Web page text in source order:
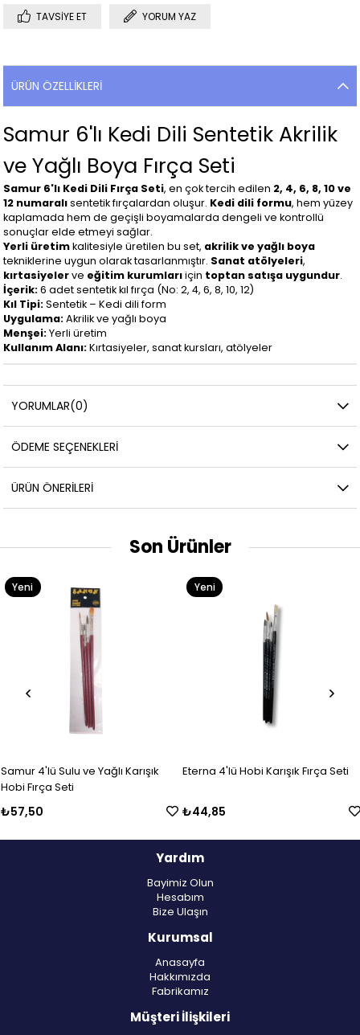
TAVSIYE ET YORUM YAZ
ÜRÜN ÖZELLIKLERI
Samur 6'lı Kedi Dili Sentetik Akrilik
ve Yağlı Boya Fırça Seti
Samur 6'lı Kedi Dili Fırça Seti, en çok tercih edilen 2, 4, 6, 8, 10 ve
12 numaralısentetik fırçalardan oluşur. Kedi dili formu, hem yüzey
kaplamada hem de geçişli boyamalarda dengeli ve kontrollü
sonuçlar elde etmeyi sağlar.
Yerli üretimkalitesiyle üretilen bu set, akrilik ve yağlı boya
tekniklerine uygun olarak tasarlanmıştır. Sanat atölyeleri,
kırtasiyelerve eğitim kurumlarıiçin toptan satışa uygundur.
İçerik:6 adet sentetik kıl fırça (No: 2, 4, 6, 8, 10, 12)
Kıl Tipi:Sentetik – Kedi dili form
Uygulama:Akrilik ve yağlı boya
Menşei:Yerli üretim
Kullanım Alanı:Kırtasiyeler, sanat kursları, atölyeler
YORUMLAR(0)
ÖDEME SEÇENEKLERI
ÜRÜN ÖNERILERI
Son Ürünler
Samur 4'lü Sulu ve Yağlı Karışık
Hobi Fırça Seti
₺57,50
Yeni
Eterna 4'lü Hobi Karışık Fırça Seti
₺44,85
Yeni
Yardım
Bayimiz Olun
Hesabım
Bize Ulaşın
Kurumsal
Anasayfa
Hakkımızda
Fabrikamız
Müşteri İlişkileri